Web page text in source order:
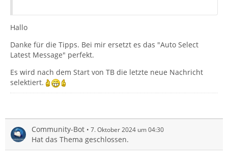
Hallo
Danke für die Tipps. Bei mir ersetzt es das "Auto Select
Latest Message" perfekt.
Es wird nach dem Start von TB die letzte neue Nachricht
selektiert.
Community-Bot 7. Oktober 2024 um 04:30
Hat das Thema geschlossen.